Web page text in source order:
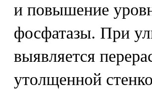
и повышение
фосфатазы. При
выявляется
утолщенной